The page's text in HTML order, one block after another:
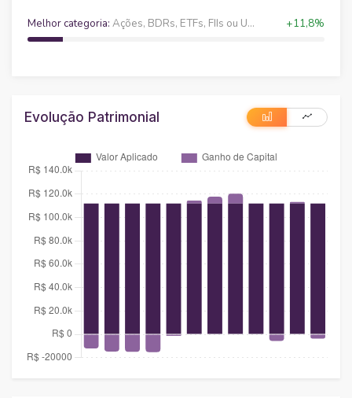
Melhor categoria: Ações, BDRs, ETFs, FIIs ou Units +11,8%
Evolução Patrimonial